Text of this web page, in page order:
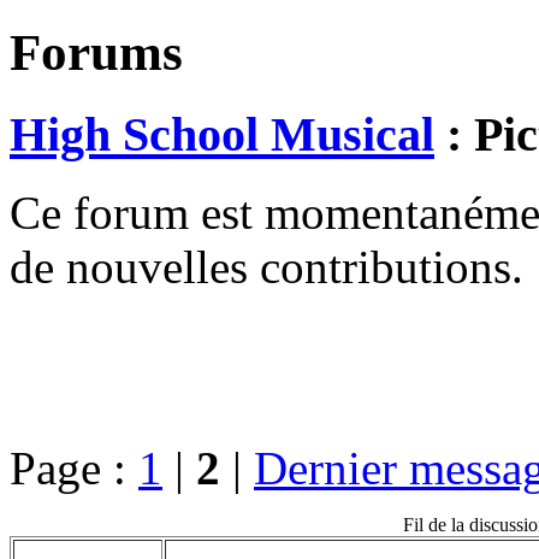
Forums
High School Musical :
Ce forum est
de nouvelles contributions.
Page : 1 | 2 | Dernier
Fil de la